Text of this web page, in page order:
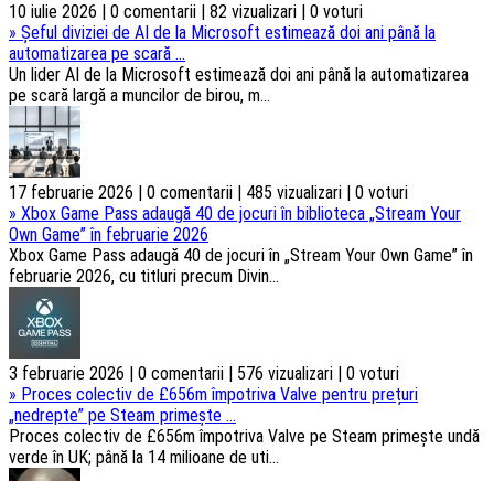
10 iulie 2026 | 0 comentarii | 82 vizualizari | 0 voturi
» Șeful diviziei de AI de la Microsoft estimează doi ani până la
automatizarea pe scară ...
Un lider AI de la Microsoft estimează doi ani până la automatizarea
pe scară largă a muncilor de birou, m...
17 februarie 2026 | 0 comentarii | 485 vizualizari | 0 voturi
» Xbox Game Pass adaugă 40 de jocuri în biblioteca „Stream Your
Own Game” în februarie 2026
Xbox Game Pass adaugă 40 de jocuri în „Stream Your Own Game” în
februarie 2026, cu titluri precum Divin...
3 februarie 2026 | 0 comentarii | 576 vizualizari | 0 voturi
» Proces colectiv de £656m împotriva Valve pentru prețuri
„nedrepte” pe Steam primește ...
Proces colectiv de £656m împotriva Valve pe Steam primește undă
verde în UK; până la 14 milioane de uti...